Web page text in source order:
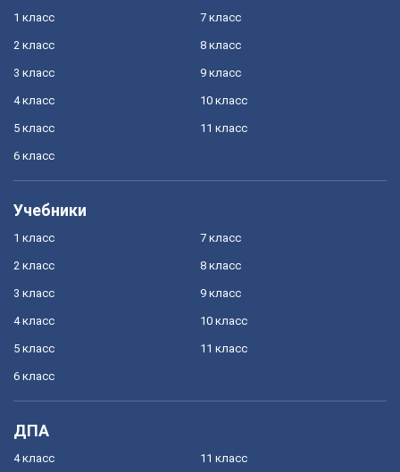
1 класс
2 класс
3 класс
4 класс
5 класс
6 класс
7 класс
8 класс
9 класс
10 класс
11 класс
Учебники
1 класс
2 класс
3 класс
4 класс
5 класс
6 класс
7 класс
8 класс
9 класс
10 класс
11 класс
ДПА
4 класс 11 класс